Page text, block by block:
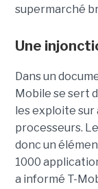
supermarché
Une
Dans un
Mobile se sert
les exploite
processeurs.
donc un
1000
a informé T-